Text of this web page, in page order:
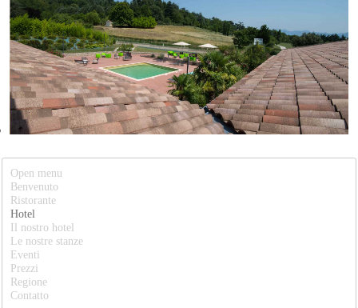
Open menu
Benvenuto
Ristorante
Hotel
Il nostro hotel
Le nostre stanze
Eventi
Prezzi
Regione
Contatto